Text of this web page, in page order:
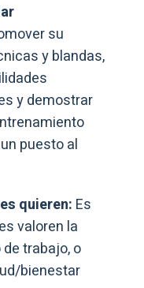
su
y blandas,
y demostrar
puesto al
quieren: Es
valoren la
trabajo, o
bienestar